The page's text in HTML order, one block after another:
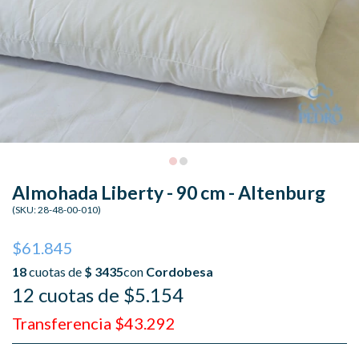
Almohada Liberty - 90 cm - Altenburg
(SKU:28-48-00-010)
$61.845
12 cuotas de $5.154
Transferencia $43.292